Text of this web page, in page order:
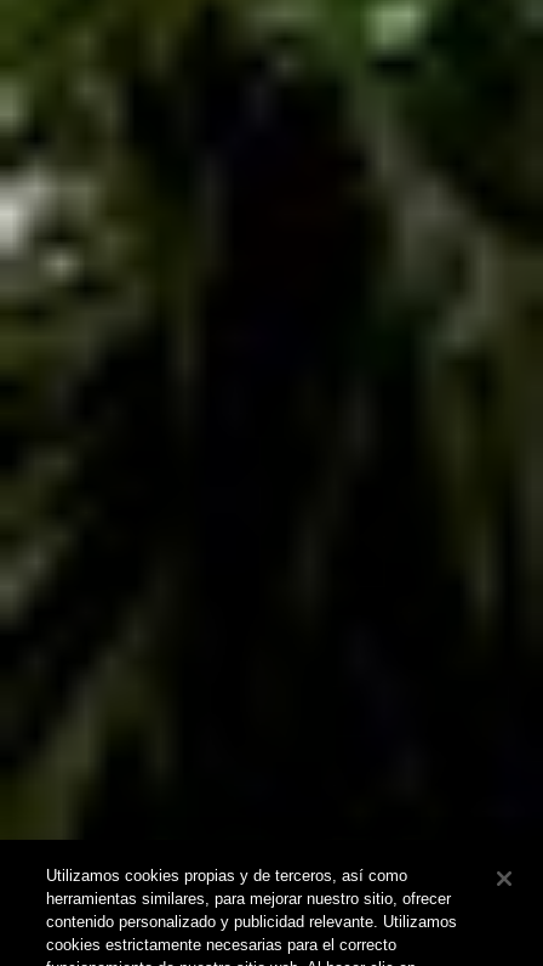
Utilizamos cookies propias y de terceros, así como
herramientas similares, para mejorar nuestro sitio, ofrecer
contenido personalizado y publicidad relevante. Utilizamos
cookies estrictamente necesarias para el correcto